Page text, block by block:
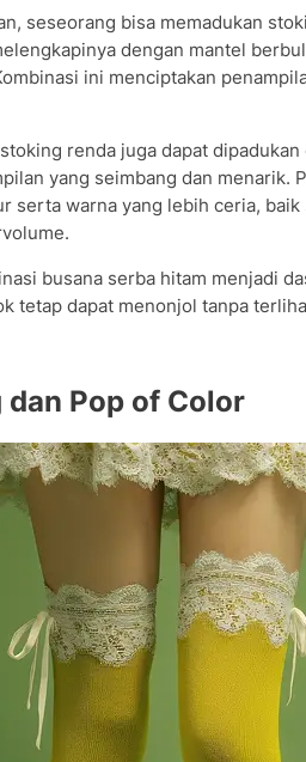
seseorang bisa memadukan
dengan mantel
ini menciptakan
renda juga dapat
yang seimbang dan menarik.
serta warna yang lebih ceria,
busana serba hitam menjadi
tetap dapat menonjol tanpa
Pop of Color